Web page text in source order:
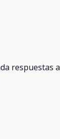
respuestas a